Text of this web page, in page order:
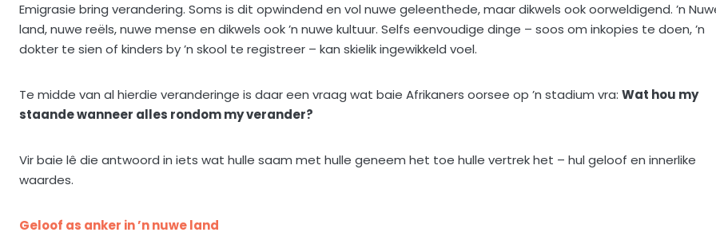
Emigrasie bring verandering. Soms is dit opwindend en vol nuwe geleenthede, maar dikwels ook oorweldigend. ’n
land, nuwe reëls, nuwe mense en dikwels ook ’n nuwe kultuur. Selfs eenvoudige dinge – soos om inkopies te doen, ’n
dokter te sien of kinders by ’n skool te registreer – kan skielik ingewikkeld voel.
Te midde van al hierdie veranderinge is daar een vraag wat baie Afrikaners oorsee op ’n stadium vra: Wat hou my
staande wanneer alles rondom my verander?
Vir baie lê die antwoord in iets wat hulle saam met hulle geneem het toe hulle vertrek het – hul geloof en innerlike
waardes.
Geloof as anker in ’n nuwe land